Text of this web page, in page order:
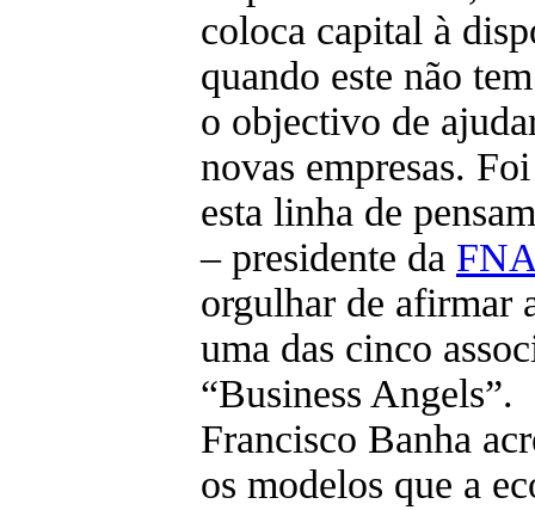
coloca capital à
quando este não
o objectivo de
novas empresas.
esta linha de
– presidente da
orgulhar de afirmar
uma das cinco
“Business Angels”.
Francisco Banha
os modelos que a